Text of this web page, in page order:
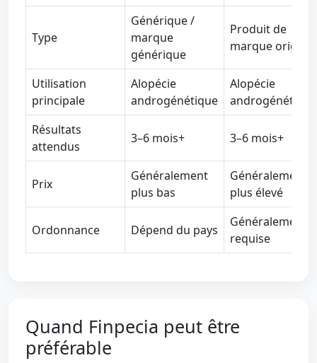
Type
Générique /
marque
générique
Produit de
marque original
Utilisation
principale
Alopécie
androgénétique
Alopécie
androgénétique
Résultats
attendus
3–6 mois+ 3–6 mois+
Prix
Généralement
plus bas
Généralement
plus élevé
Ordonnance Dépend du pays
Généralement
requise
Quand Finpecia peut être
préférable